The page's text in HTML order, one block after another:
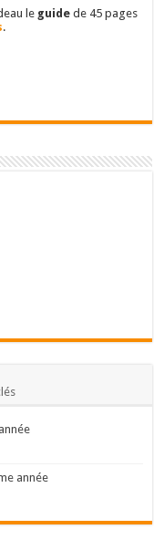
le guide de 45 pages
.
année